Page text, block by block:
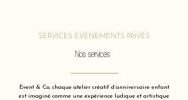
SERVICES ÉVÈNEMENTS PRIVÉS
Nos services
Event & Co, chaque atelier créatif d’anniversaire enfant
est imaginé comme une expérience ludique et artistique